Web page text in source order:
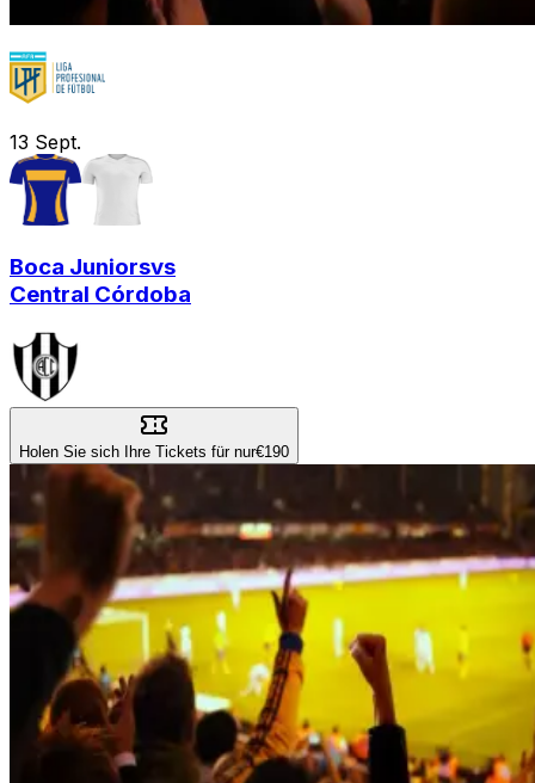
13 Sept.
Boca Juniorsvs
Central Córdoba
Holen Sie sich Ihre Tickets für nur€190